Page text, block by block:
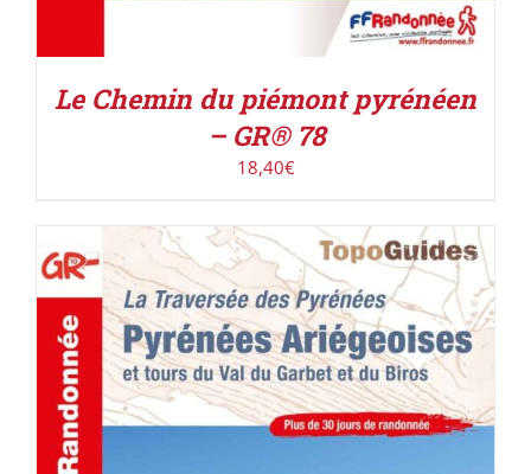
Le Chemin du piémont pyrénéen
– GR® 78
18,40€